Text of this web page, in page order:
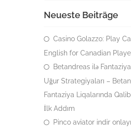
Neueste Beiträge
Casino Golazzo: Play
English for Canadian
Betandreas ilə
Uğur Strategiyaları –
Fantaziya Liqalarında
İlk Addım
Pinco aviator indir